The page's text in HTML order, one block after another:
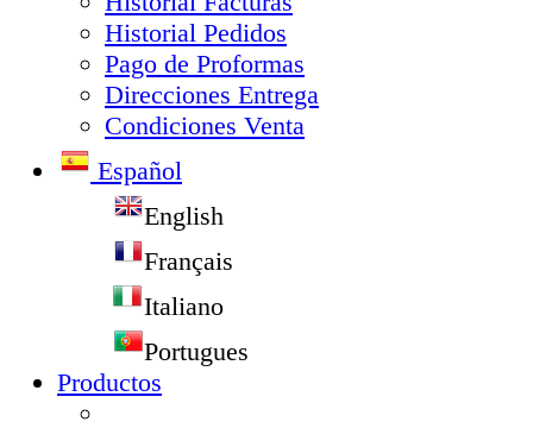
Historial Pedidos
Pago de Proformas
Direcciones Entrega
Condiciones Venta
Español
English
Français
Italiano
Portugues
Productos